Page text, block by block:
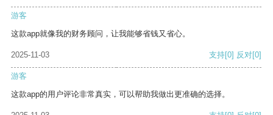
游客
这款app就像我的财务顾问，让我能够省钱又省心。
2025-11-03 支持[0] 反对[0]
游客
这款app的用户评论非常真实，可以帮助我做出更准确的选择。